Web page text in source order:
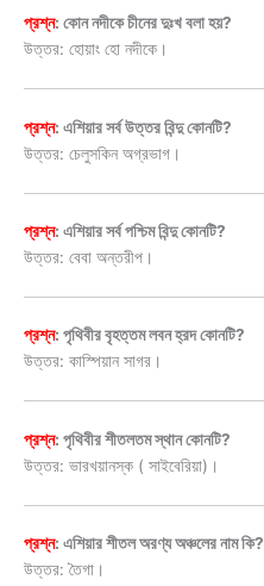
প্রশ্ন: কোন নদীকে চীনের দুঃখ বলা হয়?
উত্তর: হোয়াং হো নদীকে।
প্রশ্ন: এশিয়ার সর্ব উত্তর বিন্দু কোনটি?
উত্তর: চেলুসকিন অগ্রভাগ।
প্রশ্ন: এশিয়ার সর্ব পশ্চিম বিন্দু কোনটি?
উত্তর: বেবা অন্তরীপ।
প্রশ্ন: পৃথিবীর বৃহত্তম লবন হ্রদ কোনটি?
উত্তর: কাস্পিয়ান সাগর।
প্রশ্ন: পৃথিবীর শীতলতম স্থান কোনটি?
উত্তর: ভারখয়ানস্ক ( সাইবেরিয়া)।
প্রশ্ন: এশিয়ার শীতল অরণ্য অঞ্চলের নাম কি?
উত্তর: তৈগা।